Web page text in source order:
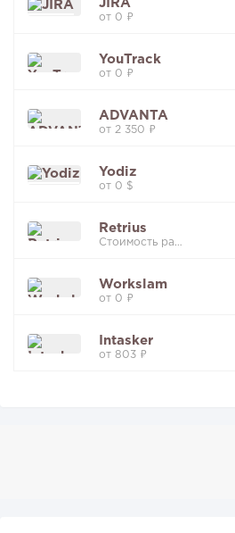
JIRA
от 0 ₽
YouTrack
от 0 ₽
ADVANTA
от 2 350 ₽
Yodiz
от 0 $
Retrius
Стоимость рассчитывается индивидуально
Workslam
от 0 ₽
Intasker
от 803 ₽